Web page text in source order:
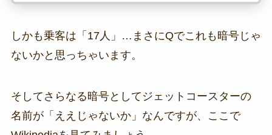
しかも乗客は「17人」…まさにQでこれも暗号じゃ
ないかと思っちゃいます。
そしてさらなる暗号としてジェットコースターの
名前が「ええじゃないか」なんですが、ここで